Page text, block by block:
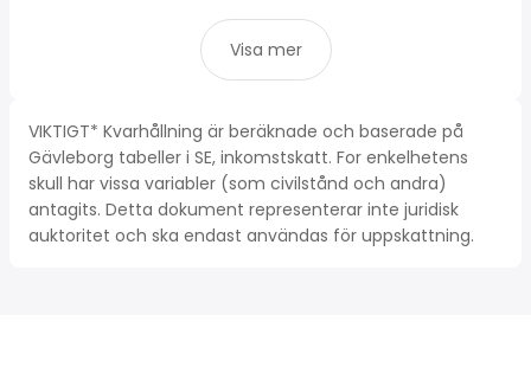
Visa mer
VIKTIGT* Kvarhållning är beräknade och baserade på
Gävleborg tabeller i SE, inkomstskatt. For enkelhetens
skull har vissa variabler (som civilstånd och andra)
antagits. Detta dokument representerar inte juridisk
auktoritet och ska endast användas för uppskattning.